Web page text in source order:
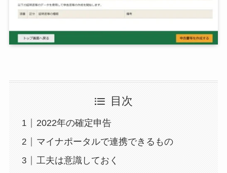
目次
2022年の確定申告
マイナポータルで連携できるもの
工夫は意識しておく